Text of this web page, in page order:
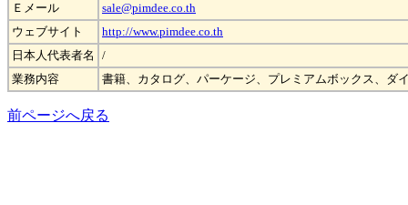
Ｅメール
sale@pimdee.co.th
ウェブサイト
http://www.pimdee.co.th
日本人代表者名
/
業務内容
書籍、カタログ、パーケージ、プレミアムボックス、ダ
前ページへ戻る